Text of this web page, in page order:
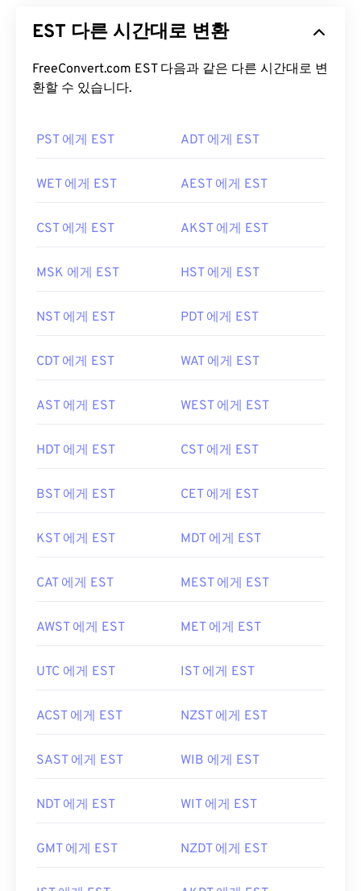
EST 다른 시간대로 변환
FreeConvert.com EST 다음과 같은 다른 시간대로 변
환할 수 있습니다.
PST 에게 EST ADT 에게 EST
WET 에게 EST AEST 에게 EST
CST 에게 EST AKST 에게 EST
MSK 에게 EST HST 에게 EST
NST 에게 EST PDT 에게 EST
CDT 에게 EST WAT 에게 EST
AST 에게 EST WEST 에게 EST
HDT 에게 EST CST 에게 EST
BST 에게 EST CET 에게 EST
KST 에게 EST MDT 에게 EST
CAT 에게 EST MEST 에게 EST
AWST 에게 EST MET 에게 EST
UTC 에게 EST IST 에게 EST
ACST 에게 EST NZST 에게 EST
SAST 에게 EST WIB 에게 EST
NDT 에게 EST WIT 에게 EST
GMT 에게 EST NZDT 에게 EST